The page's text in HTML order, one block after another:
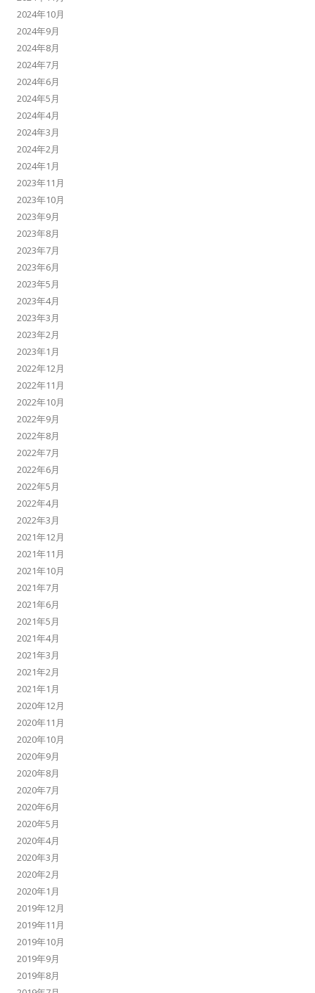
2024年10月
2024年9月
2024年8月
2024年7月
2024年6月
2024年5月
2024年4月
2024年3月
2024年2月
2024年1月
2023年11月
2023年10月
2023年9月
2023年8月
2023年7月
2023年6月
2023年5月
2023年4月
2023年3月
2023年2月
2023年1月
2022年12月
2022年11月
2022年10月
2022年9月
2022年8月
2022年7月
2022年6月
2022年5月
2022年4月
2022年3月
2021年12月
2021年11月
2021年10月
2021年7月
2021年6月
2021年5月
2021年4月
2021年3月
2021年2月
2021年1月
2020年12月
2020年11月
2020年10月
2020年9月
2020年8月
2020年7月
2020年6月
2020年5月
2020年4月
2020年3月
2020年2月
2020年1月
2019年12月
2019年11月
2019年10月
2019年9月
2019年8月